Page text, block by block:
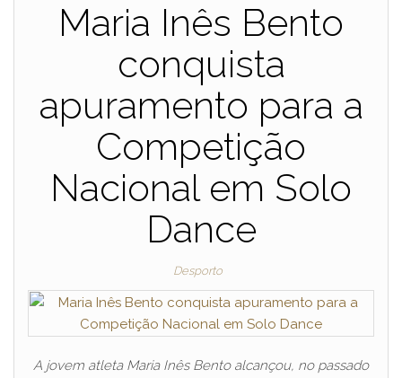
Maria Inês Bento
conquista
apuramento para a
Competição
Nacional em Solo
Dance
Desporto
A jovem atleta Maria Inês Bento alcançou, no passado